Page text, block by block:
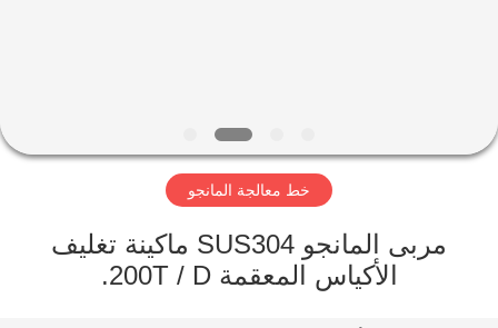
عرض
الافتراضي
خط معالجة المانجو
مربى المانجو SUS304 ماكينة تغليف
الأكياس المعقمة 200T / D.